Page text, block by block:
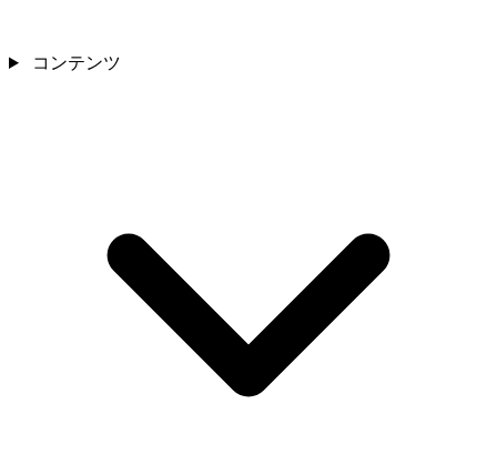
コンテンツ